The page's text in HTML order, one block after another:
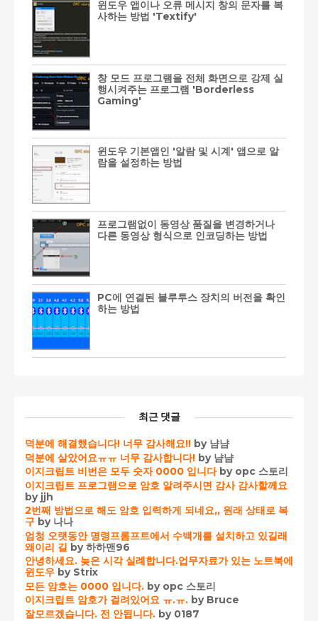
윈도우 앱이나 오류 메시지 창의 문자를 복
사하는 방법 'Textify'
창 모드 프로그램을 전체 화면으로 강제 실
행시켜주는 프로그램 'Borderless
Gaming'
윈도우 기본앱인 '알람 및 시계' 앱으로 알
람을 설정하는 방법
프로그램없이 동영상 품질을 변경하거나
다른 동영상 형식으로 인코딩하는 방법
PC에 연결된 블루투스 장치의 버전을 확인
하는 방법
최근 댓글
덕분에 해결했습니다! 너무 감사해요!! by 냠냠
덕분에 살았어요ㅠㅠ 너무 감사합니다! by 냠냠
이지크립트 비번은 모두 숫자 0000 입니다by opc 스토리
이지크립트 프로그램으로 암호 알려주시면 감사 감사할께요
by jjh
2번째 방법으로 해도 암호 입력하게 되네요,, 원래 상태로 복
구 by 나나
엄청 오랫동안 명령프롬프트에서 수백개를 설치하고 있길래
왜이리 길 by 하하맨96
안녕하세요. 늦은 시각 실례합니다.업무자료가 있는 노트북에
윈도우 by Strix
모든 암호는 0000 입니다. by opc 스토리
이지크립트 암호가 걸려있어요 ㅠ.ㅠ. by Bruce
잘모르겠습니다. 전 안됩니다. by 0187